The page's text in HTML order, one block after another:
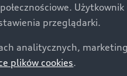
Audi Sport Festiwal
Audi i Muzeum Sztuki
Audi driving experience
Audi quattro Cup
przeglądarki.
analitycznych,
plików cookies.